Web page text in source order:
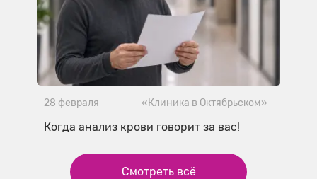
28 февраля «Клиника в Октябрьском»
Когда анализ крови говорит за вас!
Смотреть всё